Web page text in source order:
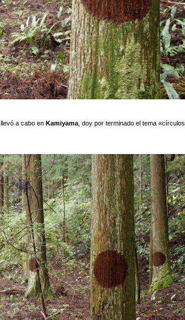
llevó a cabo en Kamiyama , doy por terminado el tema «círculos